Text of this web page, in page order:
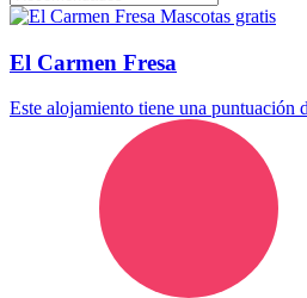
Mascotas gratis
El Carmen Fresa
Este alojamiento tiene una puntuación